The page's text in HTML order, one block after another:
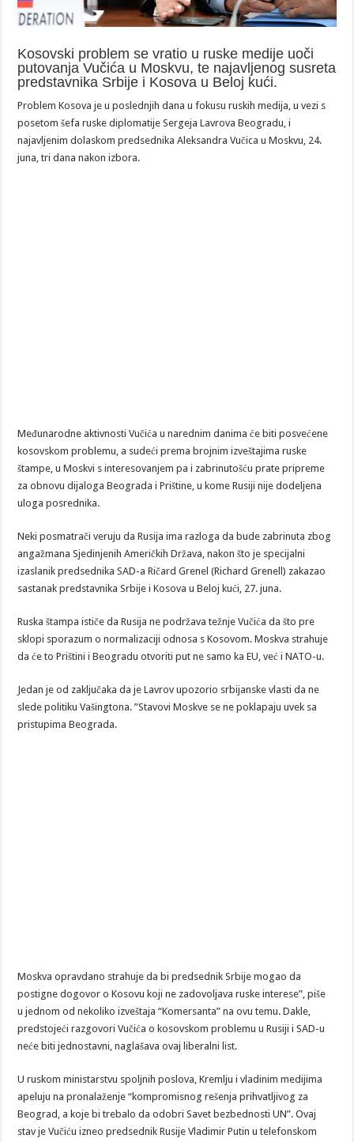
Kosovski problem se vratio u ruske medije uoči
putovanja Vučića u Moskvu, te najavljenog susreta
predstavnika Srbije i Kosova u Beloj kući.
Problem Kosova je u poslednjih dana u fokusu ruskih medija, u vezi s
posetom šefa ruske diplomatije Sergeja Lavrova Beogradu, i
najavljenim dolaskom predsednika Aleksandra Vučica u Moskvu, 24.
juna, tri dana nakon izbora.
Međunarodne aktivnosti Vučića u narednim danima će biti posvećene
kosovskom problemu, a sudeći prema brojnim izveštajima ruske
štampe, u Moskvi s interesovanjem pa i zabrinutošću prate pripreme
za obnovu dijaloga Beograda i Prištine, u kome Rusiji nije dodeljena
uloga posrednika.
Neki posmatrači veruju da Rusija ima razloga da bude zabrinuta zbog
angažmana Sjedinjenih Američkih Država, nakon što je specijalni
izaslanik predsednika SAD-a Ričard Grenel (Richard Grenell) zakazao
sastanak predstavnika Srbije i Kosova u Beloj kući, 27. juna.
Ruska štampa ističe da Rusija ne podržava težnje Vučića da što pre
sklopi sporazum o normalizaciji odnosa s Kosovom. Moskva strahuje
da će to Prištini i Beogradu otvoriti put ne samo ka EU, već i NATO-u.
Jedan je od zaključaka da je Lavrov upozorio srbijanske vlasti da ne
slede politiku Vašingtona. ”Stavovi Moskve se ne poklapaju uvek sa
pristupima Beograda.
Moskva opravdano strahuje da bi predsednik Srbije mogao da
postigne dogovor o Kosovu koji ne zadovoljava ruske interese”, piše
u jednom od nekoliko izveštaja “Komersanta” na ovu temu. Dakle,
predstojeći razgovori Vučića o kosovskom problemu u Rusiji i SAD-u
neće biti jednostavni, naglašava ovaj liberalni list.
U ruskom ministarstvu spoljnih poslova, Kremlju i vladinim medijima
apeluju na pronalaženje “kompromisnog rešenja prihvatljivog za
Beograd, a koje bi trebalo da odobri Savet bezbednosti UN”. Ovaj
stav je Vučiću izneo predsednik Rusije Vladimir Putin u telefonskom